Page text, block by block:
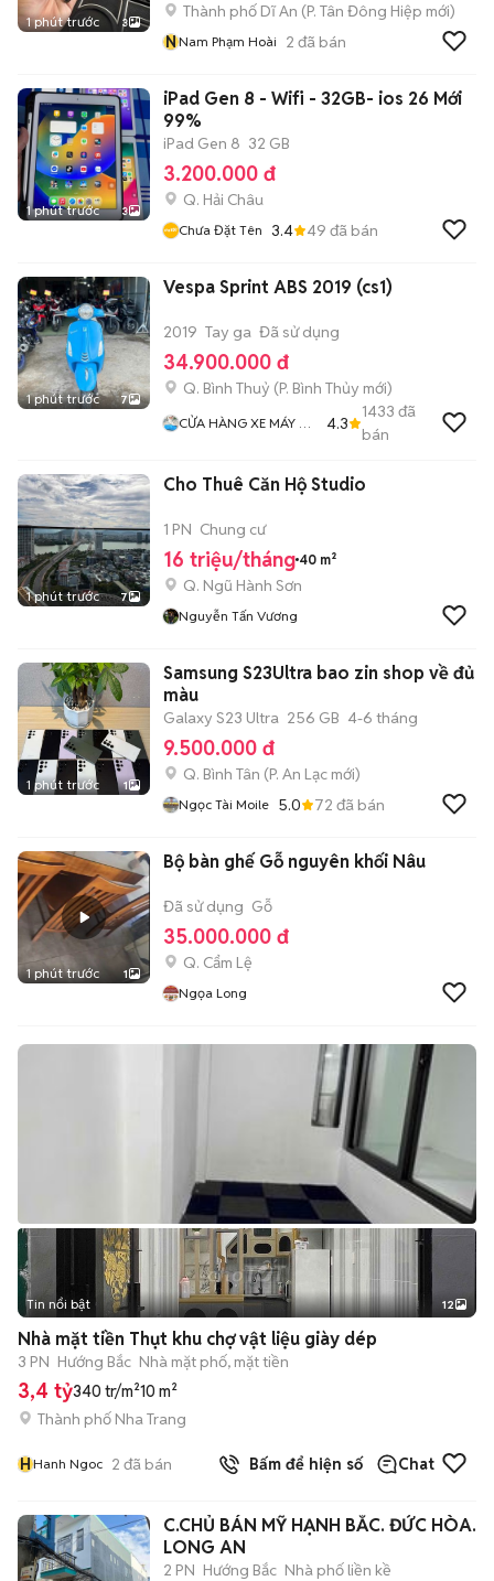
1 phút trước 3
Thành phố Dĩ An (P. Tân Đông Hiệp mới)
NNam Phạm Hoài 2 đã bán
1 phút trước 3
iPad Gen 8 - Wifi - 32GB- ios 26 Mới
99%
iPad Gen 8 32 GB
3.200.000 đ
Q. Hải Châu
Chưa Đặt Tên 3.4 49 đã bán
1 phút trước 7
Vespa Sprint ABS 2019 (cs1)
2019 Tay ga Đã sử dụng
34.900.000 đ
Q. Bình Thuỷ (P. Bình Thủy mới)
CỬA HÀNG XE MÁY VŨ
4.3
1433 đã
bán
1 phút trước 7
Cho Thuê Căn Hộ Studio
1 PN Chung cư
16 triệu/tháng 40 m²
Q. Ngũ Hành Sơn
Nguyễn Tấn Vương
1 phút trước 1
Samsung S23Ultra bao zin shop về đủ
màu
Galaxy S23 Ultra 256 GB 4-6 tháng
9.500.000 đ
Q. Bình Tân (P. An Lạc mới)
Ngọc Tài Moile 5.0 72 đã bán
1 phút trước 1
Bộ bàn ghế Gỗ nguyên khối Nâu
Đã sử dụng Gỗ
35.000.000 đ
Q. Cẩm Lệ
Ngọa Long
+2
Tin nổi bật 12
Nhà mặt tiền Thụt khu chợ vật liệu giày dép
3 PN Hướng Bắc Nhà mặt phố, mặt tiền
3,4 tỷ340 tr/m²10 m²
Thành phố Nha Trang
HHanh Ngoc 2 đã bán Bấm để hiện số Chat
C.CHỦ BÁN MỸ HẠNH BẮC. ĐỨC HÒA.
LONG AN
2 PN Hướng Bắc Nhà phố liền kề